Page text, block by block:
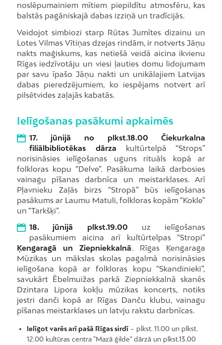
noslēpumainiem mītiem piepildītu atmosfēru, kas
balstās pagāniskajā dabas izziņā un tradīcijās.
Veidojot simbiozi starp Rūtas Jumītes dizainu un
Lotes Vilmas Vītiņas dzejas rindām, ir notverts Jāņu
nakts maģiskums, kas netiešā veidā aicina ikvienu
Rīgas iedzīvotāju un viesi ļauties domu lidojumam
par savu īpašo Jāņu nakti un unikālajiem Latvijas
dabas pieredzējumiem, ko iespējams notvert arī
pilsētvides zaļajās kabatās.
Ielīgošanas pasākumi apkaimēs
17. jūnijā no plkst.18.00 Čiekurkalna
filiālbibliotēkas dārza kultūrtelpā “Strops”
norisināsies ielīgošanas uguns rituāls kopā ar
folkloras kopu “Delve”. Pasākuma laikā darbosies
vainagu pīšanas darbnīca un meistarklases. Arī
Pļavnieku Zaļās birzs “Stropā” būs ielīgošanas
pasākums ar Laumu Matuli, folkloras kopām “Kokle”
un “Tarkšķi”.
18. jūnijā plkst.19.00 uz ielīgošanas
pasākumiem aicina arī kultūrtelpas “Stropi”
Ķengaragā un Ziepniekkalnā. Rīgas Ķengaraga
Mūzikas un mākslas skolas pagalmā norisināsies
ielīgošana kopā ar folkloras kopu “Skandinieki”,
savukārt Ēbelmuižas parkā Ziepniekkalnā skanēs
Dzintara Lipora kokļu mūzikas koncerts, notiks
jestri danči kopā ar Rīgas Danču klubu, vainagu
pīšanas meistarklases un latvju rakstu darbnīcas.
Ielīgot varēs arī pašā Rīgas sirdī– plkst. 11.00 un plkst.
12.00 kultūras centra “Mazā ģilde” dārzā un plkst.13.00